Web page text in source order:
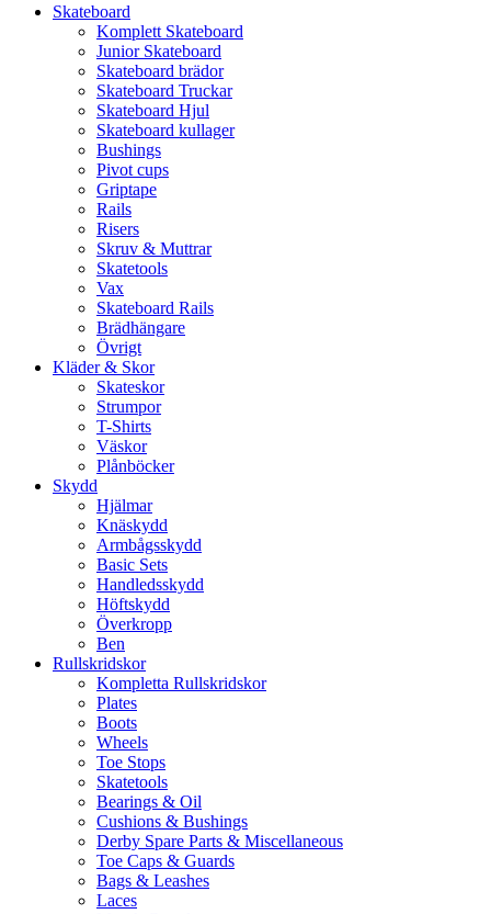
Skateboard
Komplett Skateboard
Junior Skateboard
Skateboard brädor
Skateboard Truckar
Skateboard Hjul
Skateboard kullager
Bushings
Pivot cups
Griptape
Rails
Risers
Skruv & Muttrar
Skatetools
Vax
Skateboard Rails
Brädhängare
Övrigt
Kläder & Skor
Skateskor
Strumpor
T-Shirts
Väskor
Plånböcker
Skydd
Hjälmar
Knäskydd
Armbågsskydd
Basic Sets
Handledsskydd
Höftskydd
Överkropp
Ben
Rullskridskor
Kompletta Rullskridskor
Plates
Boots
Wheels
Toe Stops
Skatetools
Bearings & Oil
Cushions & Bushings
Derby Spare Parts & Miscellaneous
Toe Caps & Guards
Bags & Leashes
Laces